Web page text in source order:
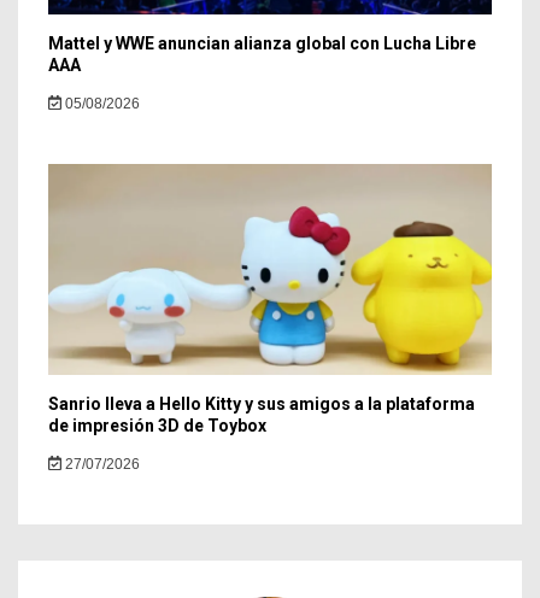
Mattel y WWE anuncian alianza global con Lucha Libre
AAA
05/08/2026
Sanrio lleva a Hello Kitty y sus amigos a la plataforma
de impresión 3D de Toybox
27/07/2026